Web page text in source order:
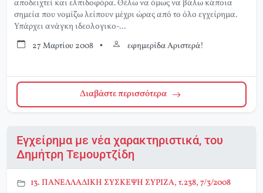
αποδειχτεί και ελπιδοφόρα. Θέλω να όμως να βάλω κάποια
σημεία που νομίζω λείπουν μέχρι ώρας από το όλο εγχείρημα.
Υπάρχει ανάγκη ιδεολογικο-...
27 Μαρτίου 2008 • εφημερίδα Αριστερά!
Διαβάστε περισσότερα
Εγχείρημα με νέα χαρακτηριστικά, του
Δημήτρη Τεμουρτζίδη
13. ΠΑΝΕΛΛΑΔΙΚΗ ΣΥΣΚΕΨΗ ΣΥΡΙΖΑ, τ.238, 7/3/2008